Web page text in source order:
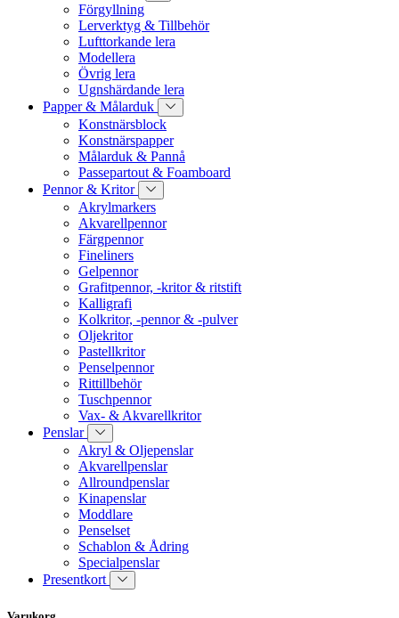
Förgyllning
Lerverktyg & Tillbehör
Lufttorkande lera
Modellera
Övrig lera
Ugnshärdande lera
Papper & Målarduk
Konstnärsblock
Konstnärspapper
Målarduk & Pannå
Passepartout & Foamboard
Pennor & Kritor
Akrylmarkers
Akvarellpennor
Färgpennor
Fineliners
Gelpennor
Grafitpennor, -kritor & ritstift
Kalligrafi
Kolkritor, -pennor & -pulver
Oljekritor
Pastellkritor
Penselpennor
Rittillbehör
Tuschpennor
Vax- & Akvarellkritor
Penslar
Akryl & Oljepenslar
Akvarellpenslar
Allroundpenslar
Kinapenslar
Moddlare
Penselset
Schablon & Ådring
Specialpenslar
Presentkort